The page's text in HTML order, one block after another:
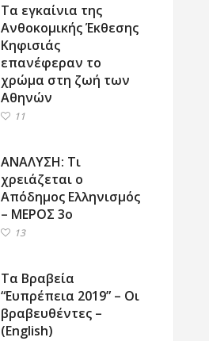
Τα εγκαίνια της
Ανθοκομικής Έκθεσης
Κηφισιάς
επανέφεραν το
χρώμα στη ζωή των
Αθηνών
11
ΑΝΑΛΥΣΗ: Τι
χρειάζεται ο
Απόδημος Ελληνισμός
– ΜΕΡΟΣ 3ο
13
Τα Βραβεία
“Ευπρέπεια 2019” – Οι
βραβευθέντες –
(English)